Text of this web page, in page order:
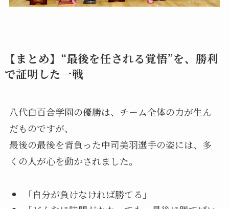
【まとめ】“最後を任される覚悟”を、勝利
で証明した一戦
八代白百合学園の優勝は、チーム全体の力が生ん
だものですが、
最後の最後を背負った中司美羽選手の姿には、多
くの人が心を動かされました。
「自分が負けなければ勝てる」